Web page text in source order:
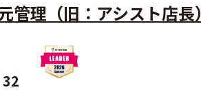
管理（旧：アシスト店長）
32